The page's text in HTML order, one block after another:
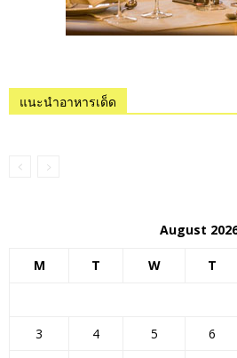
แนะนำอาหารเด็ด
August
M T W T
3
4 5 6